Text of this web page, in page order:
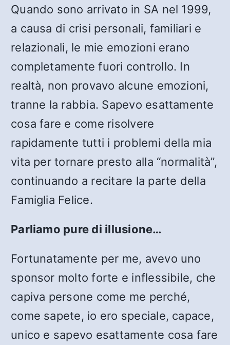
Quando sono arrivato in SA nel 1999,
a causa di crisi personali, familiari e
relazionali, le mie emozioni erano
completamente fuori controllo. In
realtà, non provavo alcune emozioni,
tranne la rabbia. Sapevo esattamente
cosa fare e come risolvere
rapidamente tutti i problemi della mia
vita per tornare presto alla “normalità”,
continuando a recitare la parte della
Famiglia Felice.
Parliamo pure di illusione…
Fortunatamente per me, avevo uno
sponsor molto forte e inflessibile, che
capiva persone come me perché,
come sapete, io ero speciale, capace,
unico e sapevo esattamente cosa fare